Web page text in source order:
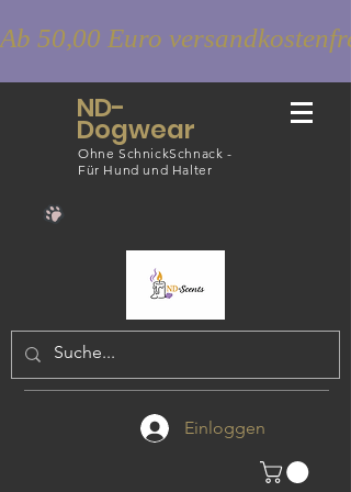
Ab 50,00 Euro versandkostenfrei
ND-
Dogwear
Ohne SchnickSchnack -
Für Hund und Halter
Einloggen